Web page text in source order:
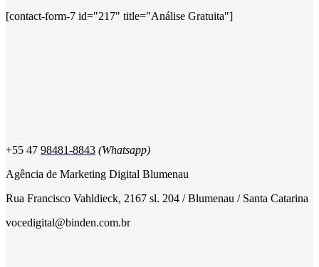
[contact-form-7 id="217" title="Análise Gratuita"]
+55 47 98481-8843 (Whatsapp)
Agência de Marketing Digital Blumenau
Rua Francisco Vahldieck, 2167 sl. 204 / Blumenau / Santa Catarina
vocedigital@binden.com.br